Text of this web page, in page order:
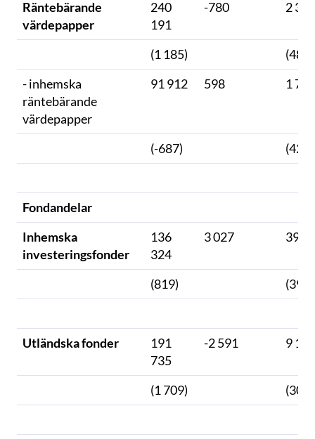
Räntebärande
värdepapper
240
191
-780 2 382
(1 185)
(48)
- inhemska
räntebärande
värdepapper
91 912 598 1 723
(-687) (42)
Fondandelar
Inhemska
investeringsfonder
136
324
3 027 39
(819) (397)
Utländska fonder
191
735
-2 591 9 110
(1 709) (302)